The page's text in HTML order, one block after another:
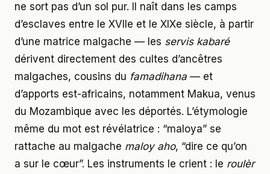
ne sort pas d’un sol pur. Il naît dans les camps
d’esclaves entre le XVIIe et le XIXe siècle, à partir
d’une matrice malgache — les servis kabaré
dérivent directement des cultes d’ancêtres
malgaches, cousins du famadihana — et
d’apports est-africains, notamment Makua, venus
du Mozambique avec les déportés. L’étymologie
même du mot est révélatrice : “maloya” se
rattache au malgache maloy aho, “dire ce qu’on
a sur le cœur”. Les instruments le crient : le roulèr